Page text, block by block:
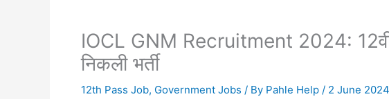
IOCL GNM Recruitment 2024:
निकली भर्ती
12th Pass Job, Government Jobs / By Pahle Help / 2 June 2024